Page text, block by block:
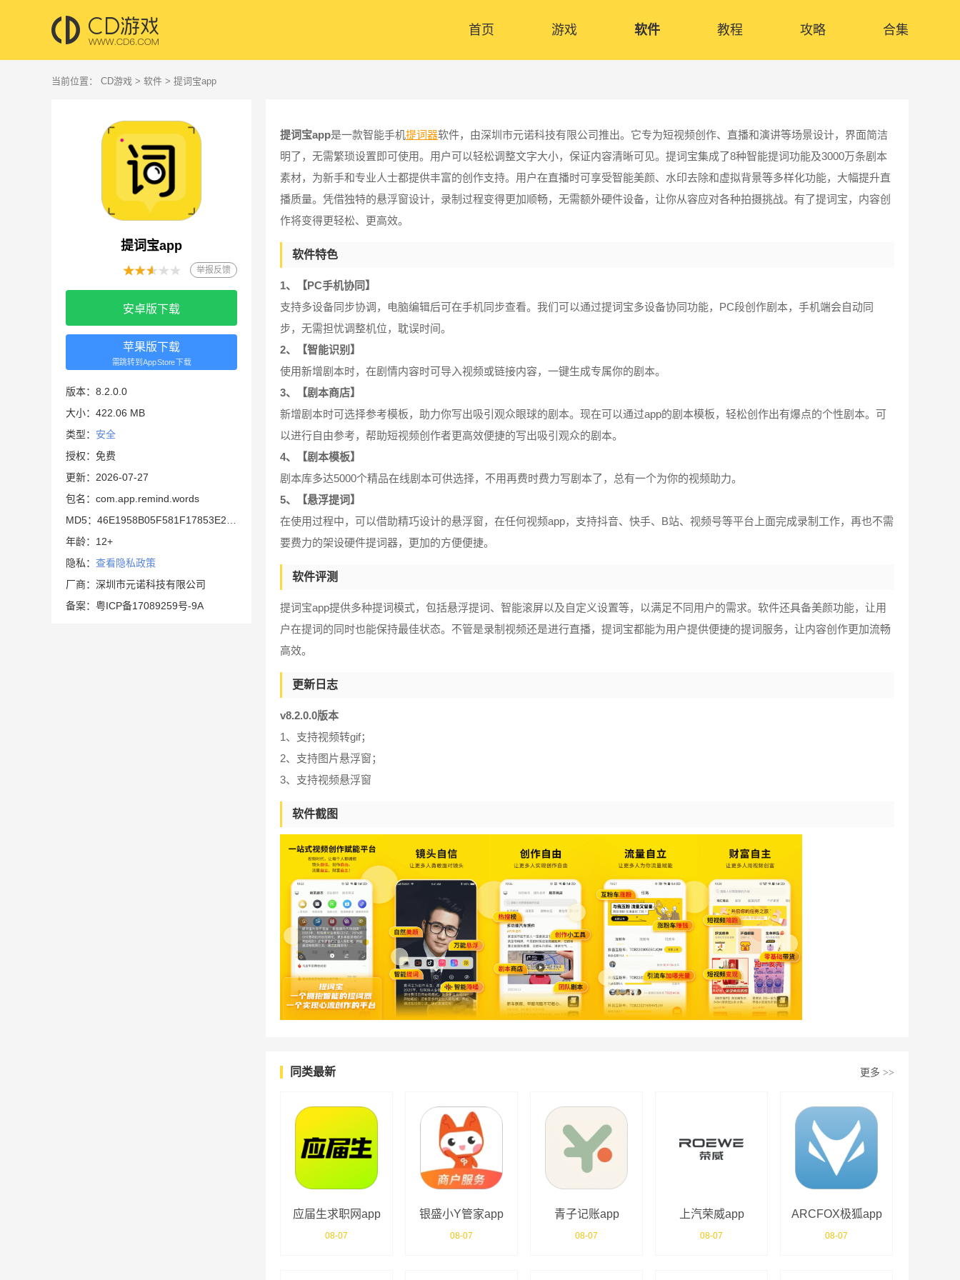
首页 游戏 软件 教程 攻略 合集
当前位置： CD游戏 > 软件 > 提词宝app
提词宝app
举报反馈
安卓版下载
苹果版下载
需跳转到AppStore下载
版本：8.2.0.0
大小：422.06 MB
类型： 安全
授权：免费
更新：2026-07-27
包名：com.app.remind.words
年龄：12+
隐私： 查看隐私政策
厂商：深圳市元诺科技有限公司
备案：粤ICP备17089259号-9A
提词宝app是一款智能手机提词器软件，由深圳市元诺科技有限公司推出。它专为短视频创作、直播和演讲等场景设计，界面简洁
明了，无需繁琐设置即可使用。用户可以轻松调整文字大小，保证内容清晰可见。提词宝集成了8种智能提词功能及3000万条剧本
素材，为新手和专业人士都提供丰富的创作支持。用户在直播时可享受智能美颜、水印去除和虚拟背景等多样化功能，大幅提升直
播质量。凭借独特的悬浮窗设计，录制过程变得更加顺畅，无需额外硬件设备，让你从容应对各种拍摄挑战。有了提词宝，内容创
作将变得更轻松、更高效。
软件特色
1、【PC手机协同】
支持多设备同步协调，电脑编辑后可在手机同步查看。我们可以通过提词宝多设备协同功能，PC段创作剧本，手机端会自动同
步，无需担忧调整机位，耽误时间。
2、【智能识别】
使用新增剧本时，在剧情内容时可导入视频或链接内容，一键生成专属你的剧本。
3、【剧本商店】
新增剧本时可选择参考模板，助力你写出吸引观众眼球的剧本。现在可以通过app的剧本模板，轻松创作出有爆点的个性剧本。可
以进行自由参考，帮助短视频创作者更高效便捷的写出吸引观众的剧本。
4、【剧本模板】
剧本库多达5000个精品在线剧本可供选择，不用再费时费力写剧本了，总有一个为你的视频助力。
5、【悬浮提词】
在使用过程中，可以借助精巧设计的悬浮窗，在任何视频app，支持抖音、快手、B站、视频号等平台上面完成录制工作，再也不需
要费力的架设硬件提词器，更加的方便便捷。
软件评测
提词宝app提供多种提词模式，包括悬浮提词、智能滚屏以及自定义设置等，以满足不同用户的需求。软件还具备美颜功能，让用
户在提词的同时也能保持最佳状态。不管是录制视频还是进行直播，提词宝都能为用户提供便捷的提词服务，让内容创作更加流畅
高效。
更新日志
v8.2.0.0版本
1、支持视频转gif；
2、支持图片悬浮窗；
3、支持视频悬浮窗
软件截图
同类最新 更多 >>
应届生求职网app
08-07
银盛小Y管家app
08-07
青子记账app
08-07
上汽荣威app
08-07
ARCFOX极狐app
08-07